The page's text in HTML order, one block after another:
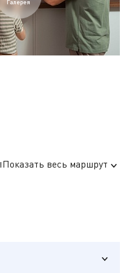
Галерея
Показать весь маршрут